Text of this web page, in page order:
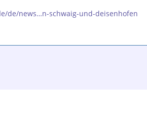
de/news…n-schwaig-und-deisenhofen